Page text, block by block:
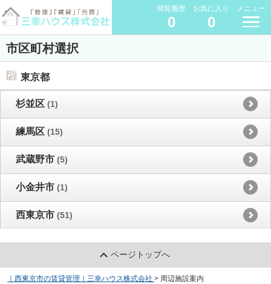
閲覧履歴
0
お気に入り
0
メニュー
市区町村選択
東京都
杉並区 (1)
練馬区 (15)
武蔵野市 (5)
小金井市 (1)
西東京市 (51)
ページトップへ
｜西東京市の賃貸管理｜三幸ハウス株式会社 > 周辺施設案内